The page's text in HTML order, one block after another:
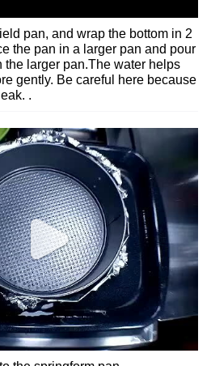
pan, and wrap the bottom in 2
the pan in a larger pan and pour
the larger pan.The water helps
gently. Be careful here because
.